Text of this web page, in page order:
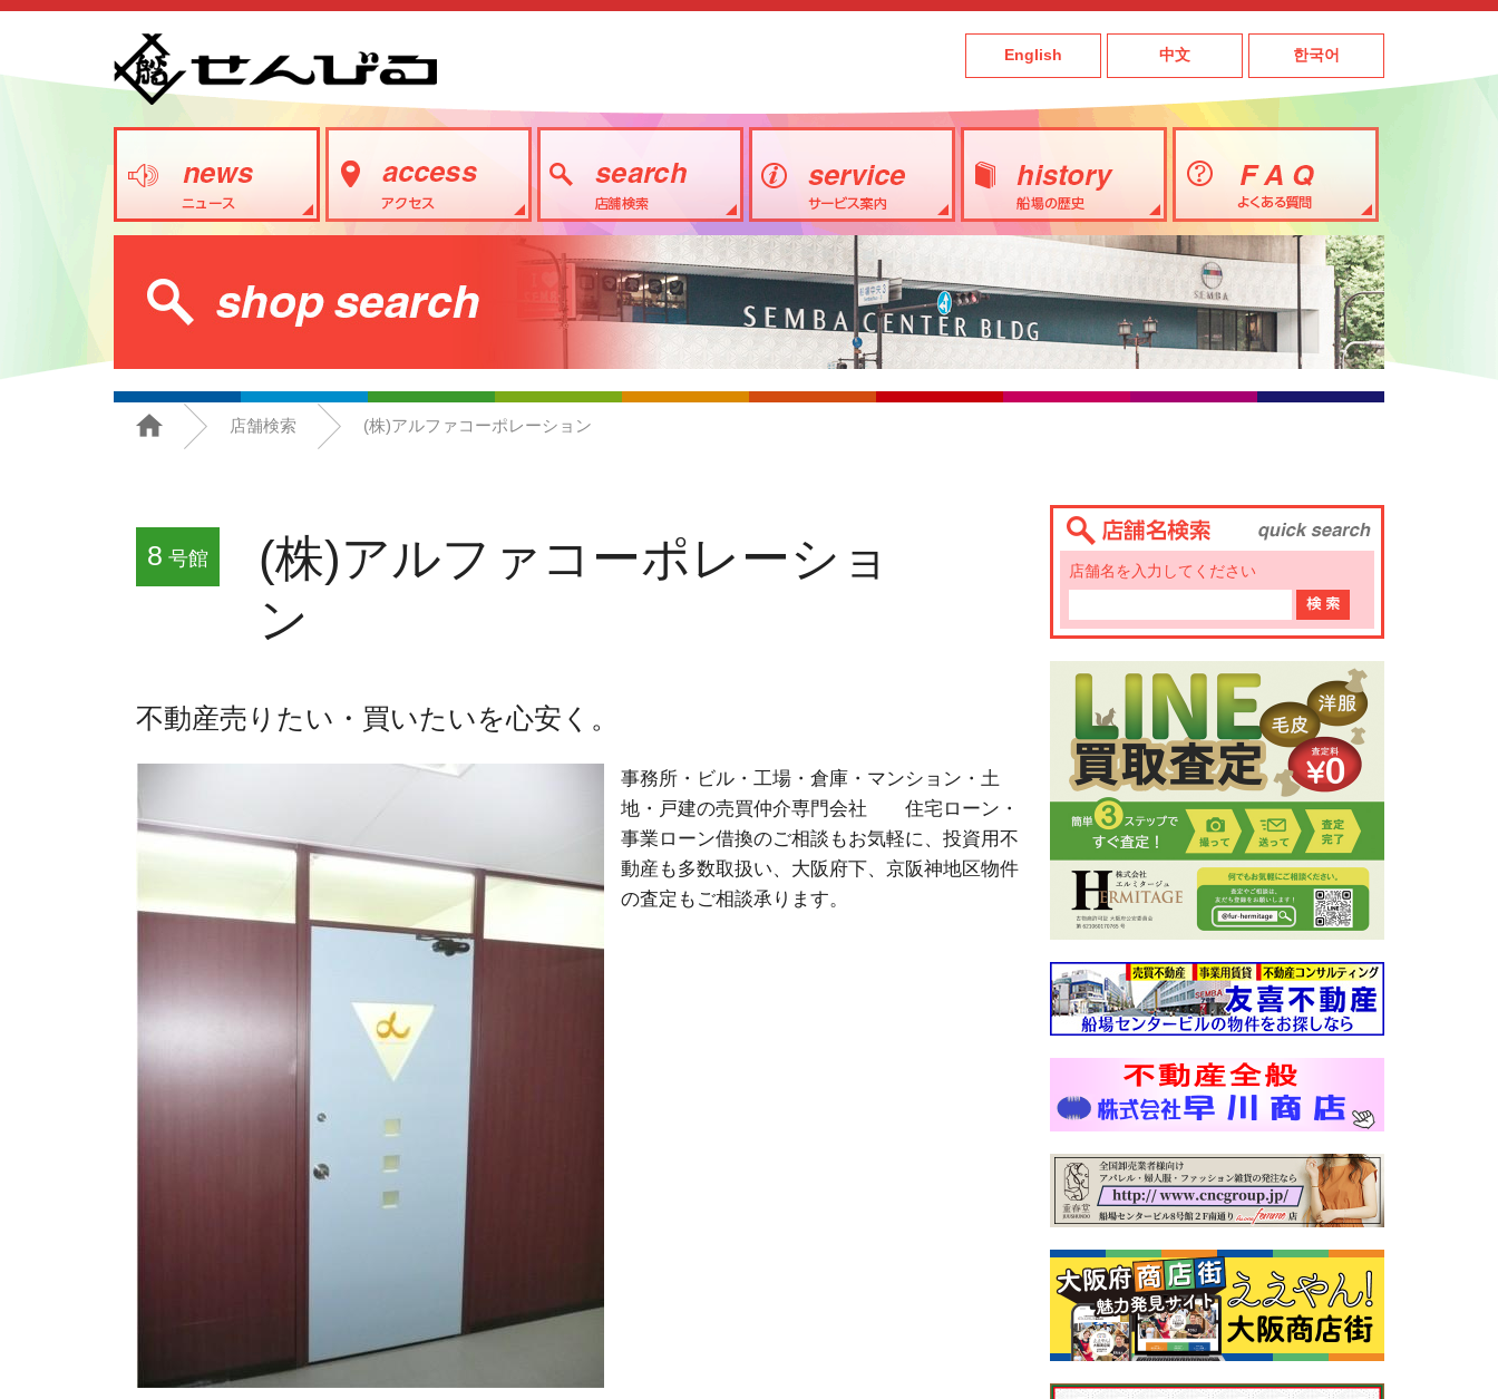
English 中文 한국어
店舗検索 (株)アルファコーポレーション
8 号館
(株)アルファコーポレーショ
ン
不動産売りたい・買いたいを心安く。
事務所・ビル・工場・倉庫・マンション・土
地・戸建の売買仲介専門会社 住宅ローン・
事業ローン借換のご相談もお気軽に、投資用不
動産も多数取扱い、大阪府下、京阪神地区物件
の査定もご相談承ります。
店舗名を入力してください